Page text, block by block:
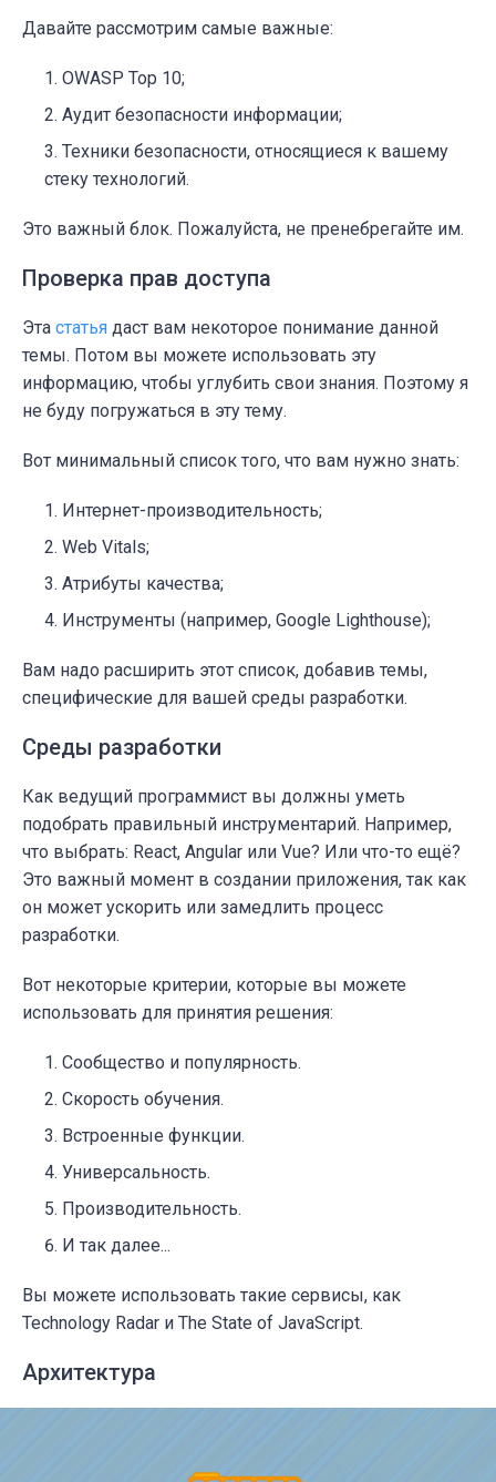
Давайте рассмотрим самые важные:
OWASP Top 10;
Аудит безопасности информации;
Техники безопасности, относящиеся к вашему
стеку технологий.
Это важный блок. Пожалуйста, не пренебрегайте им.
Проверка прав доступа
Эта статья даст вам некоторое понимание данной
темы. Потом вы можете использовать эту
информацию, чтобы углубить свои знания. Поэтому я
не буду погружаться в эту тему.
Вот минимальный список того, что вам нужно знать:
Интернет-производительность;
Web Vitals;
Атрибуты качества;
Инструменты (например, Google Lighthouse);
Вам надо расширить этот список, добавив темы,
специфические для вашей среды разработки.
Среды разработки
Как ведущий программист вы должны уметь
подобрать правильный инструментарий. Например,
что выбрать: React, Angular или Vue? Или что-то ещё?
Это важный момент в создании приложения, так как
он может ускорить или замедлить процесс
разработки.
Вот некоторые критерии, которые вы можете
использовать для принятия решения:
Сообщество и популярность.
Скорость обучения.
Встроенные функции.
Универсальность.
Производительность.
И так далее...
Вы можете использовать такие сервисы, как
Technology Radar и The State of JavaScript.
Архитектура